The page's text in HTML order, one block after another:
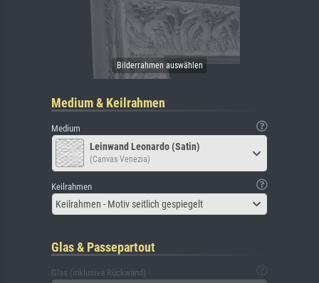
Medium & Keilrahmen
Medium
Leinwand Leonardo (Satin)
(Canvas Venezia)
Keilrahmen
Keilrahmen - Motiv seitlich gespiegelt
Glas & Passepartout
Glas (inklusive Rückwand)